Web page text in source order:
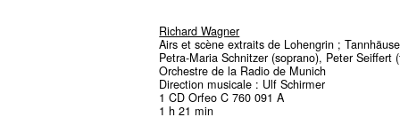
Richard Wagner
Airs et scène extraits de Lohengrin ;
Petra-Maria Schnitzer (soprano), Peter Seiffert
Orchestre de la Radio de Munich
Direction musicale : Ulf Schirmer
1 CD Orfeo C 760 091 A
1 h 21 min